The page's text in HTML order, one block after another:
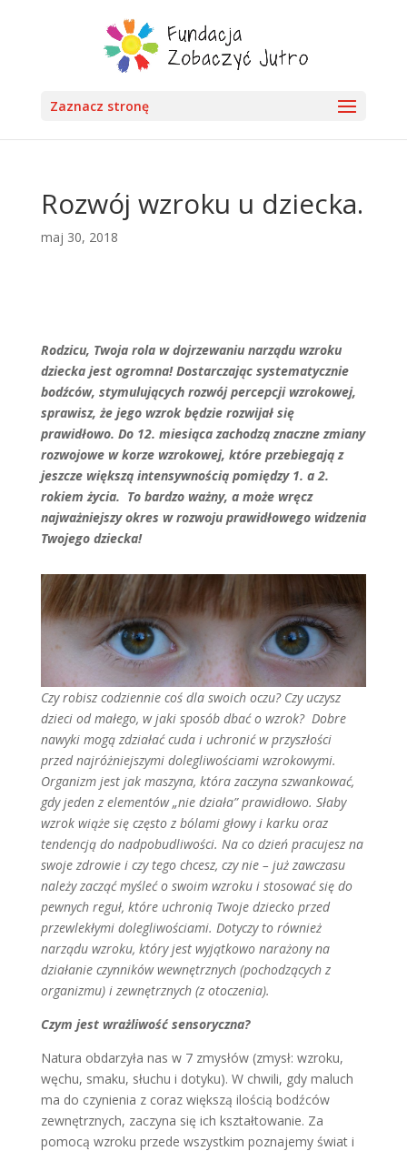
Zaznacz stronę
Rozwój wzroku u dziecka.
maj 30, 2018
Rodzicu, Twoja rola w dojrzewaniu narządu wzroku
dziecka jest ogromna! Dostarczając systematycznie
bodźców, stymulujących rozwój percepcji wzrokowej,
sprawisz, że jego wzrok będzie rozwijał się
prawidłowo. Do 12. miesiąca zachodzą znaczne zmiany
rozwojowe w korze wzrokowej, które przebiegają z
jeszcze większą intensywnością pomiędzy 1. a 2.
rokiem życia. To bardzo ważny, a może wręcz
najważniejszy okres w rozwoju prawidłowego widzenia
Twojego dziecka!
Czy robisz codziennie coś dla swoich oczu? Czy uczysz
dzieci od małego, w jaki sposób dbać o wzrok? Dobre
nawyki mogą zdziałać cuda i uchronić w przyszłości
przed najróżniejszymi dolegliwościami wzrokowymi.
Organizm jest jak maszyna, która zaczyna szwankować,
gdy jeden z elementów „nie działa” prawidłowo. Słaby
wzrok wiąże się często z bólami głowy i karku oraz
tendencją do nadpobudliwości. Na co dzień pracujesz na
swoje zdrowie i czy tego chcesz, czy nie – już zawczasu
należy zacząć myśleć o swoim wzroku i stosować się do
pewnych reguł, które uchronią Twoje dziecko przed
przewlekłymi dolegliwościami. Dotyczy to również
narządu wzroku, który jest wyjątkowo narażony na
działanie czynników wewnętrznych (pochodzących z
organizmu) i zewnętrznych (z otoczenia).
Czym jest wrażliwość sensoryczna?
Natura obdarzyła nas w 7 zmysłów (zmysł: wzroku,
węchu, smaku, słuchu i dotyku). W chwili, gdy maluch
ma do czynienia z coraz większą ilością bodźców
zewnętrznych, zaczyna się ich kształtowanie. Za
pomocą wzroku przede wszystkim poznajemy świat i